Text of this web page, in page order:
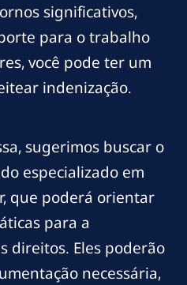
significativos,
para o trabalho
você pode ter um
indenização.
sugerimos buscar o
especializado em
que poderá orientar
para a
direitos. Eles poderão
necessária,